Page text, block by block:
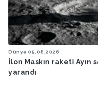
Dünya 05.08.2026
İlon Maskın raketi Ayın
yarandı